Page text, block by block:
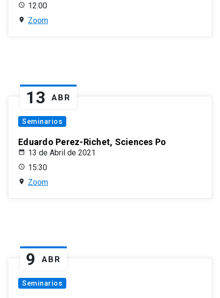
12:00
Zoom
13 ABR
Seminarios
Eduardo Perez-Richet, Sciences Po
13 de Abril de 2021
15:30
Zoom
9 ABR
Seminarios